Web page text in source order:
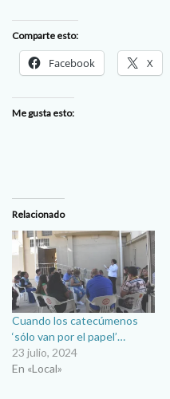
Comparte esto:
Facebook X
Me gusta esto:
Relacionado
Cuando los catecúmenos
‘sólo van por el papel’…
23 julio, 2024
En «Local»